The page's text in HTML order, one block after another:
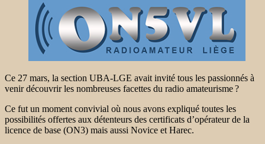
Ce 27 mars, la section UBA-LGE avait invité tous les passionnés à
venir découvrir les nombreuses facettes du radio amateurisme ?
Ce fut un moment convivial où nous avons expliqué toutes les
possibilités offertes aux détenteurs des certificats d’opérateur de la
licence de base (ON3) mais aussi Novice et Harec.